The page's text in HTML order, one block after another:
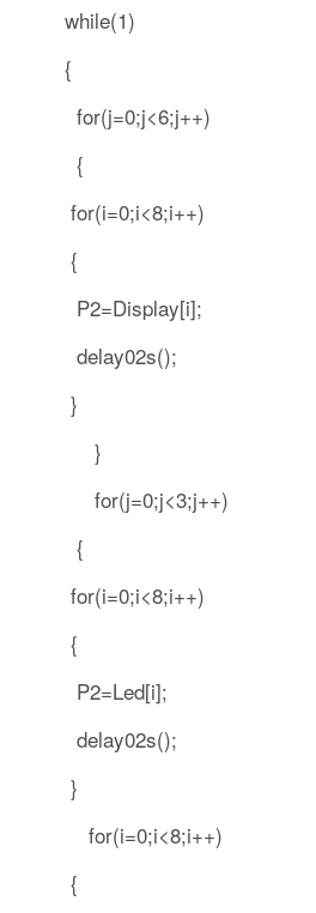
while(1)
{
for(j=0;j<6;j++)
{
for(i=0;i<8;i++)
{
P2=Display[i];
delay02s();
}
}
for(j=0;j<3;j++)
{
for(i=0;i<8;i++)
{
P2=Led[i];
delay02s();
}
for(i=0;i<8;i++)
{